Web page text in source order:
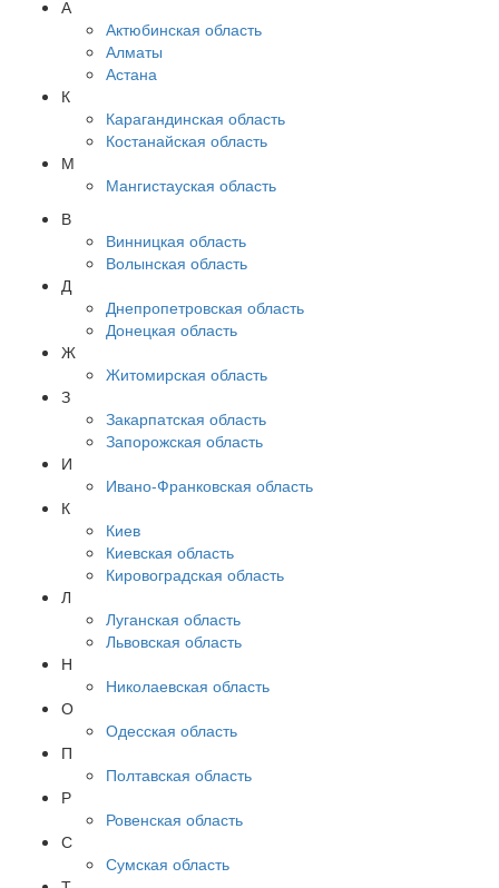
А
Актюбинская область
Алматы
Астана
К
Карагандинская область
Костанайская область
М
Мангистауская область
В
Винницкая область
Волынская область
Д
Днепропетровская область
Донецкая область
Ж
Житомирская область
З
Закарпатская область
Запорожская область
И
Ивано-Франковская область
К
Киев
Киевская область
Кировоградская область
Л
Луганская область
Львовская область
Н
Николаевская область
О
Одесская область
П
Полтавская область
Р
Ровенская область
С
Сумская область